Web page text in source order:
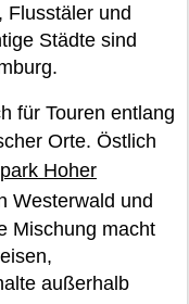
Flusstäler und
Städte sind
für Touren entlang
Orte. Östlich
Hoher
Westerwald und
Mischung macht
außerhalb